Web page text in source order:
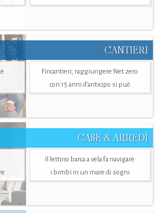
CANTIERI
Fincantieri, raggiungere Net zero
con 15 anni d'anticipo si può
CASE & ARREDI
Il lettino barca a vela fa navigare
i bimbi in un mare di sogni